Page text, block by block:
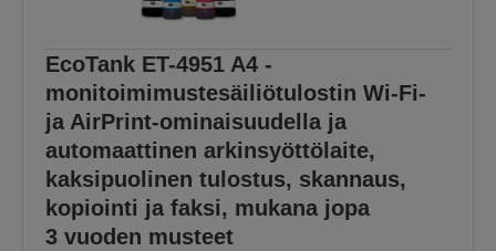
EcoTank ET-4951 A4 -
monitoimimustesäiliötulostin Wi-Fi-
ja AirPrint-ominaisuudella ja
automaattinen arkinsyöttölaite,
kaksipuolinen tulostus, skannaus,
kopiointi ja faksi, mukana jopa
3 vuoden musteet